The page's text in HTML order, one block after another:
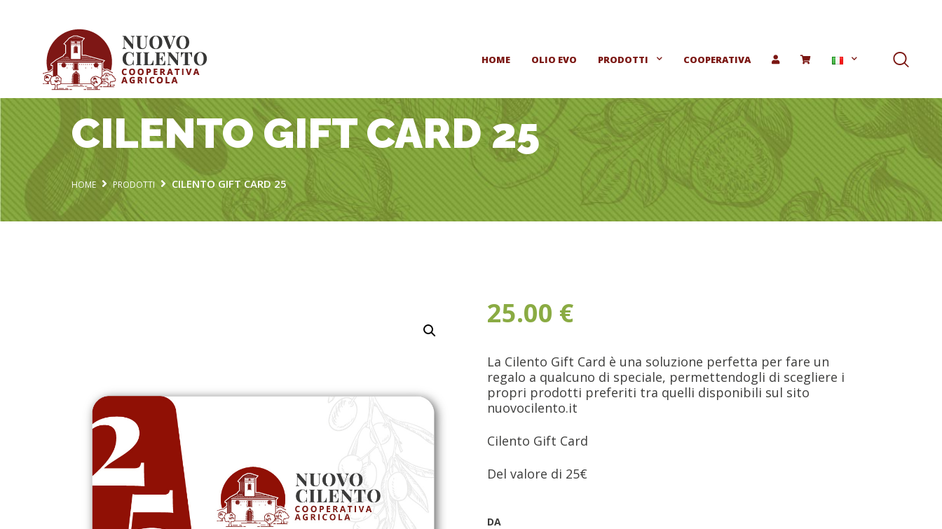
HOME OLIO EVO PRODOTTI COOPERATIVA
CILENTO GIFT CARD 25
HOME PRODOTTI CILENTO GIFT CARD 25
25.00 €
La Cilento Gift Card è una soluzione perfetta per fare un
regalo a qualcuno di speciale, permettendogli di scegliere i
propri prodotti preferiti tra quelli disponibili sul sito
nuovocilento.it
Cilento Gift Card
Del valore di 25€
DA